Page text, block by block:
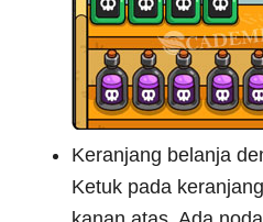
Keranjang belanja
Ketuk pada